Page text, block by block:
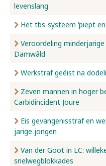
levenslang
Het tbs-systeem ‘piept en
Veroordeling
Damwâld
Werkstraf geëist na
Zeven mannen in hoger
Carbidincident Joure
Eis gevangenisstraf en
jarige jongen
Van der Goot in LC:
snelwegblokkades